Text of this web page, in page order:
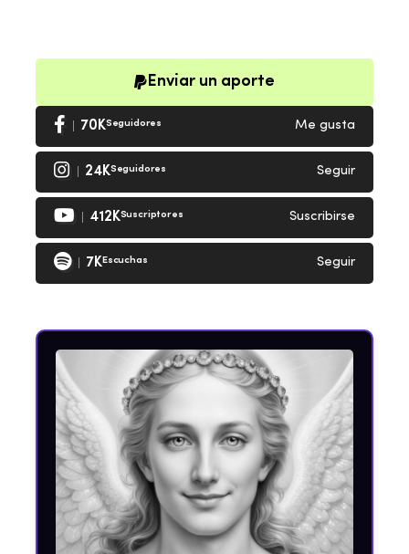
Enviar un aporte
70KSeguidores Me gusta
24KSeguidores Seguir
412KSuscriptores Suscribirse
7KEscuchas Seguir